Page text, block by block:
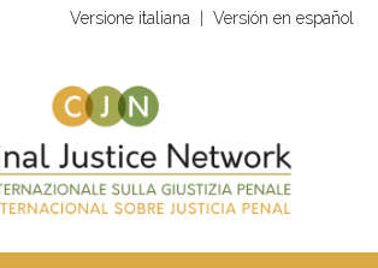
Versione italiana Versión en español